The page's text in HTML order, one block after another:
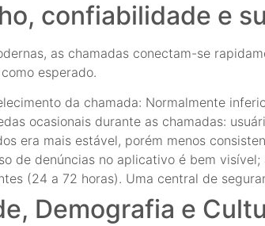
confiabilidade e
as chamadas conectam-se
esperado.
da chamada: Normalmente
ocasionais durante as chamadas:
era mais estável, porém menos
de denúncias no aplicativo é bem
(24 a 72 horas). Uma central de
Demografia e